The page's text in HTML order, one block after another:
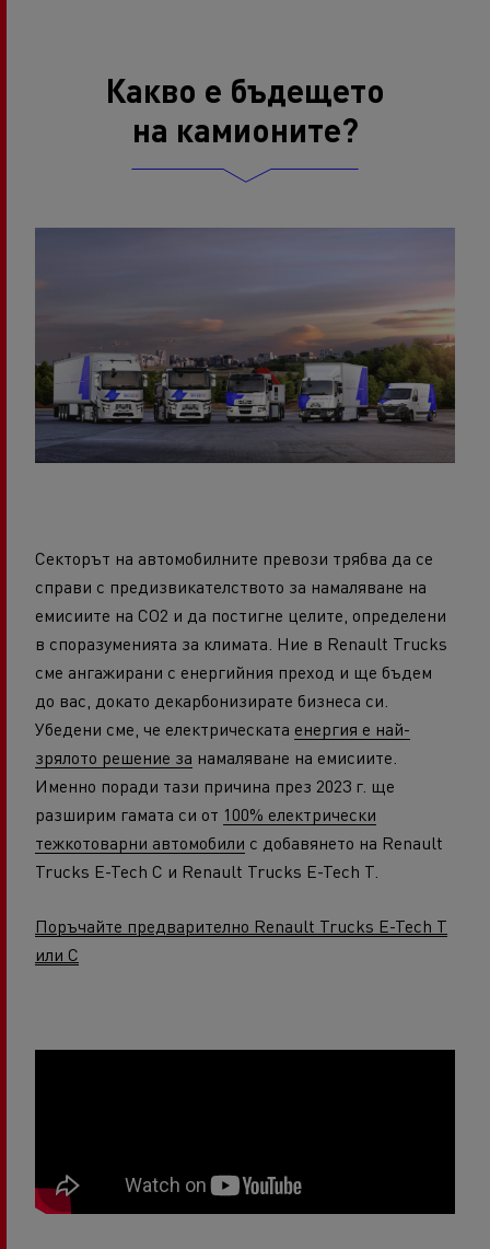
Какво е бъдещето
на камионите?
Секторът на автомобилните превози трябва да се
справи с предизвикателството за намаляване на
емисиите на CO2 и да постигне целите, определени
в споразуменията за климата. Ние в Renault Trucks
сме ангажирани с енергийния преход и ще бъдем
до вас, докато декарбонизирате бизнеса си.
Убедени сме, че електрическата енергия е най-
зрялото решение за намаляване на емисиите.
Именно поради тази причина през 2023 г. ще
разширим гамата си от 100% електрически
тежкотоварни автомобили с добавянето на Renault
Trucks E-Tech C и Renault Trucks E-Tech T.
Поръчайте предварително Renault Trucks E-Tech T
или C